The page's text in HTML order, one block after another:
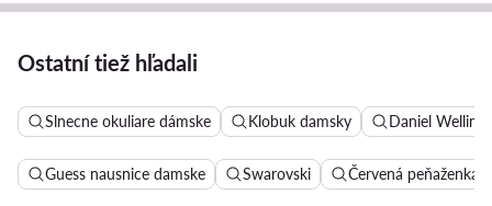
Ostatní tiež hľadali
Slnecne okuliare dámske Klobuk damsky Daniel
Guess nausnice damske Swarovski Červená peňaženka